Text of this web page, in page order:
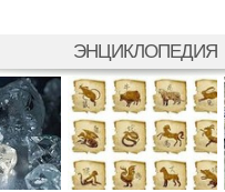
ЭНЦИКЛОПЕДИЯ